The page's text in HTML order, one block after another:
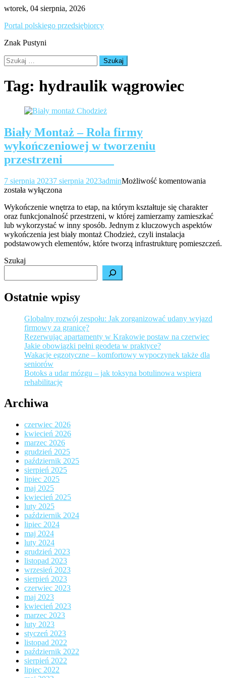
Skip
content
wtorek, 04 sierpnia, 2026
Portal polskiego przedsiębiorcy
Znak Pustyni
Szukaj:
Tag: hydraulik wągrowiec
Biały Montaż – Rola firmy
wykończeniowej w tworzeniu
przestrzeni
7 sierpnia 20237 sierpnia 2023adminMożliwość komentowania
Rola
firmy
została wyłączona
Wykończenie wnętrza to etap, na którym kształtuje się charakter
oraz funkcjonalność przestrzeni, w której zamierzamy zamieszkać
lub wykorzystać w inny sposób. Jednym z kluczowych aspektów
wykończenia jest biały montaż Chodzież, czyli instalacja
podstawowych elementów, które tworzą infrastrukturę pomieszczeń.
Szukaj
Ostatnie wpisy
Globalny rozwój zespołu: Jak zorganizować udany wyjazd
firmowy za granicę?
Rezerwując apartamenty w Krakowie postaw na czerwiec
Jakie obowiązki pełni geodeta w praktyce?
Wakacje egzotyczne – komfortowy wypoczynek także dla
seniorów
Botoks a udar mózgu – jak toksyna botulinowa wspiera
rehabilitację
Archiwa
czerwiec 2026
kwiecień 2026
marzec 2026
grudzień 2025
październik 2025
sierpień 2025
lipiec 2025
maj 2025
kwiecień 2025
luty 2025
październik 2024
lipiec 2024
maj 2024
luty 2024
grudzień 2023
listopad 2023
wrzesień 2023
sierpień 2023
czerwiec 2023
maj 2023
kwiecień 2023
marzec 2023
luty 2023
styczeń 2023
listopad 2022
październik 2022
sierpień 2022
lipiec 2022